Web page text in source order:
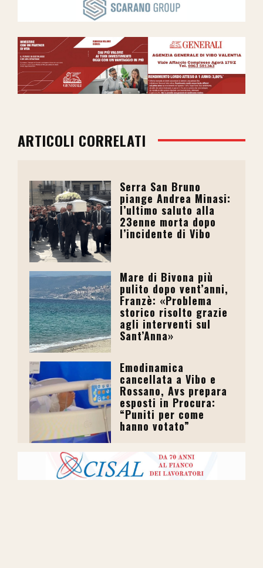
ARTICOLI CORRELATI
Serra San Bruno
piange Andrea Minasi:
l’ultimo saluto alla
23enne morta dopo
l’incidente di Vibo
Mare di Bivona più
pulito dopo vent’anni,
Franzè: «Problema
storico risolto grazie
agli interventi sul
Sant’Anna»
Emodinamica
cancellata a Vibo e
Rossano, Avs prepara
esposti in Procura:
“Puniti per come
hanno votato”